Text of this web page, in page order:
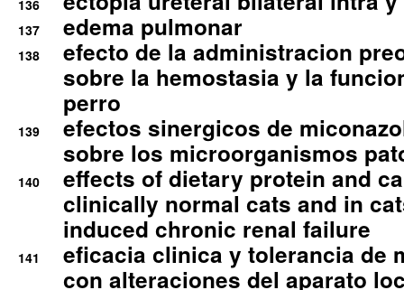
136
137 edema pulmonar
138
efecto de la administracion
sobre la hemostasia y la
perro
139
efectos sinergicos de
sobre los microorganismos
140
effects of dietary protein and
clinically normal cats and in
induced chronic renal failure
141
eficacia clinica y tolerancia de
con alteraciones del aparato